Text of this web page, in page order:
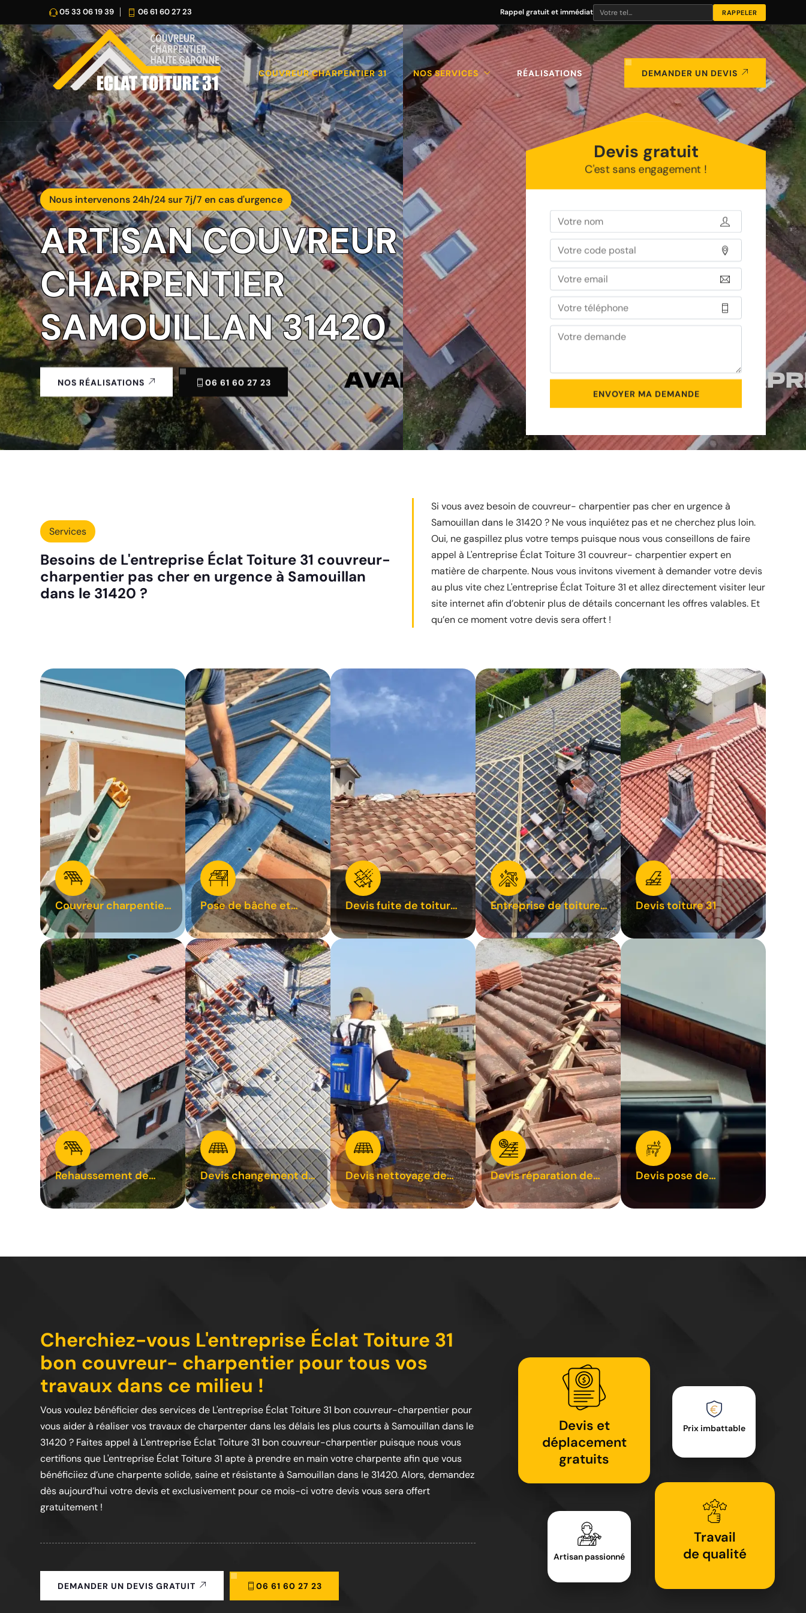
05 33 06 19 39 06 61 60 27 23 Rappel gratuit et immédiat
COUVREUR CHARPENTIER 31 NOS SERVICES RÉALISATIONS DEMANDER UN DEVIS
Nous intervenons 24h/24 sur 7j/7 en cas d'urgence
ARTISAN COUVREUR
CHARPENTIER
SAMOUILLAN 31420
NOS RÉALISATIONS 06 61 60 27 23
Devis gratuit
C'est sans engagement !
Services
Besoins de L'entreprise Éclat Toiture 31 couvreur-
charpentier pas cher en urgence à Samouillan
dans le 31420 ?
Si vous avez besoin de couvreur- charpentier pas cher en urgence à
Samouillan dans le 31420 ? Ne vous inquiétez pas et ne cherchez plus loin.
Oui, ne gaspillez plus votre temps puisque nous vous conseillons de faire
appel à L'entreprise Éclat Toiture 31 couvreur- charpentier expert en
matière de charpente. Nous vous invitons vivement à demander votre devis
au plus vite chez L'entreprise Éclat Toiture 31 et allez directement visiter leur
site internet afin d’obtenir plus de détails concernant les offres valables. Et
qu’en ce moment votre devis sera offert !
Couvreur charpentier
31
Pose de bâche et
bâchage de toiture 31
Devis fuite de toiture
31
Entreprise de toiture
31
Devis toiture 31
Rehaussement de
toiture 31
Devis changement de
tuile 31
Devis nettoyage de
toiture 31
Devis réparation de
toiture 31
Devis pose de
Cherchiez-vous L'entreprise Éclat Toiture 31
bon couvreur- charpentier pour tous vos
travaux dans ce milieu !
Vous voulez bénéficier des services de L'entreprise Éclat Toiture 31 bon couvreur-charpentier pour
vous aider à réaliser vos travaux de charpenter dans les délais les plus courts à Samouillan dans le
31420 ? Faites appel à L'entreprise Éclat Toiture 31 bon couvreur-charpentier puisque nous vous
certifions que L'entreprise Éclat Toiture 31 apte à prendre en main votre charpente afin que vous
bénéficiiez d’une charpente solide, saine et résistante à Samouillan dans le 31420. Alors, demandez
dès aujourd’hui votre devis et exclusivement pour ce mois-ci votre devis vous sera offert
gratuitement !
Devis et
déplacement
gratuits
Artisan passionné
Prix imbattable
Travail
de qualité
DEMANDER UN DEVIS GRATUIT 06 61 60 27 23